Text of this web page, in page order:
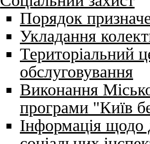
Порядок
Укладання
Територіальний
обслуговування
Виконання
програми "Київ
Інформація щодо